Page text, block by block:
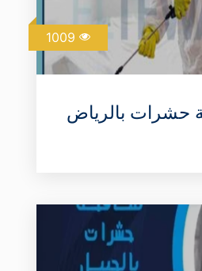
حشرات بالرياض